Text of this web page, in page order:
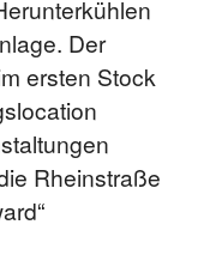
Der
ersten Stock
Rheinstraße